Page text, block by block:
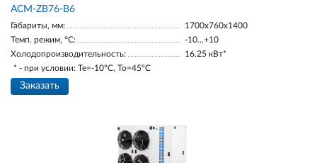
ACM-ZB76-B6
Габариты, мм:
1700х760х1400
Темп. режим, °С:
-10...+10
Холодопроизводительность:
16.25 кВт*
* - при условии: Te=-10ºC, To=45ºC
Заказать